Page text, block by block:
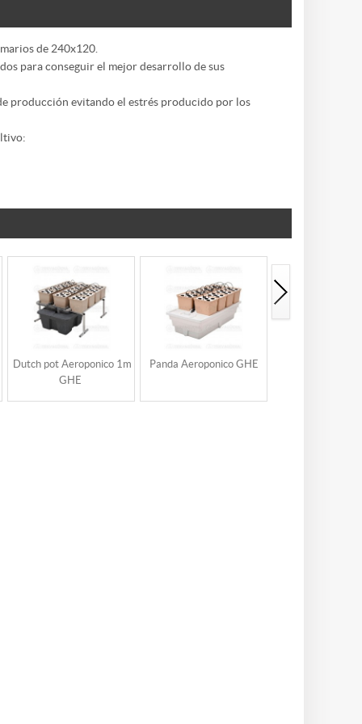
de 240x120.
para conseguir el mejor desarrollo de sus
producción evitando el estrés producido por los
Dutch pot Aeroponico 1m
GHE
Panda Aeroponico GHE